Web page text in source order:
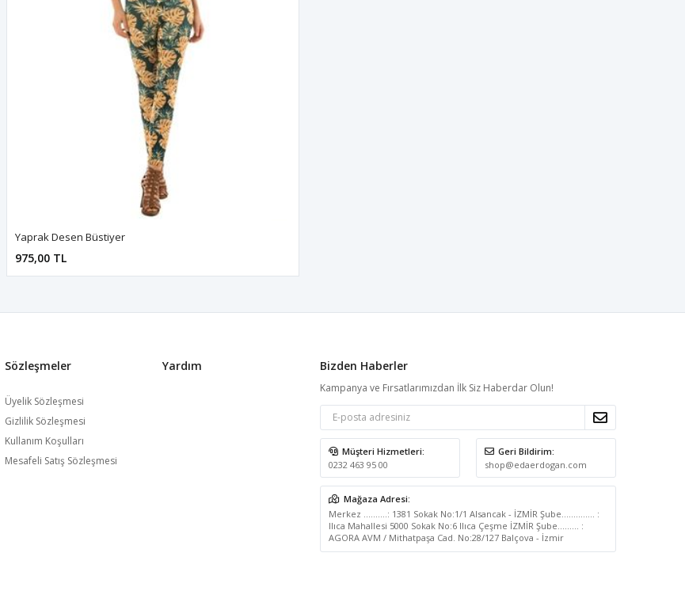
Yaprak Desen Büstiyer
975,00 TL
Sözleşmeler
Üyelik Sözleşmesi
Gizlilik Sözleşmesi
Kullanım Koşulları
Mesafeli Satış Sözleşmesi
Yardım Bizden Haberler
Kampanya ve Fırsatlarımızdan İlk Siz Haberdar Olun!
Müşteri Hizmetleri:
0232 463 95 00
Geri Bildirim:
shop@edaerdogan.com
Mağaza Adresi:
Merkez ..........: 1381 Sokak No:1/1 Alsancak - İZMİR Şube.............. :
Ilıca Mahallesi 5000 Sokak No:6 Ilıca Çeşme İZMİR Şube......... :
AGORA AVM / Mithatpaşa Cad. No:28/127 Balçova - İzmir